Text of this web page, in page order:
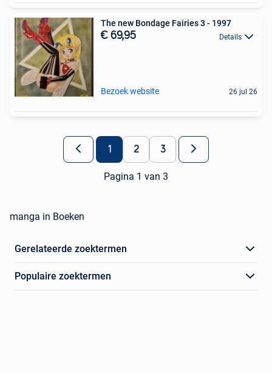
The new Bondage Fairies 3 - 1997
€ 69,95 Details
Bezoek website 26 jul 26
1 2 3
Pagina 1 van 3
manga in Boeken
Gerelateerde zoektermen
Populaire zoektermen